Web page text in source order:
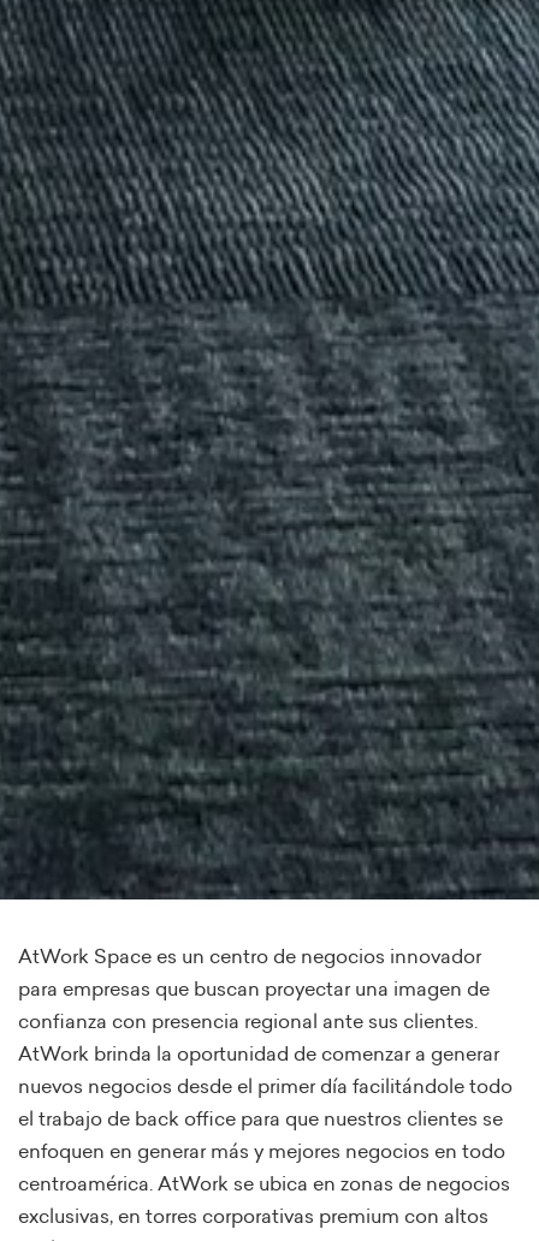
AtWork Space es un centro de negocios innovador
para empresas que buscan proyectar una imagen de
confianza con presencia regional ante sus clientes.
AtWork brinda la oportunidad de comenzar a generar
nuevos negocios desde el primer día facilitándole todo
el trabajo de back office para que nuestros clientes se
enfoquen en generar más y mejores negocios en todo
centroamérica. AtWork se ubica en zonas de negocios
exclusivas, en torres corporativas premium con altos